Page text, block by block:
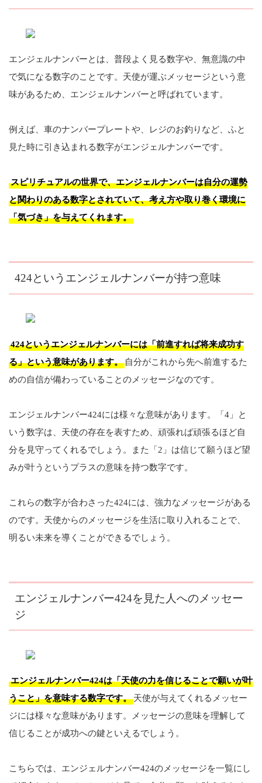
エンジェルナンバーとは、普段よく見る数字や、無意識の中
で気になる数字のことです。天使が運ぶメッセージという意
味があるため、エンジェルナンバーと呼ばれています。
例えば、車のナンバープレートや、レジのお釣りなど、ふと
見た時に引き込まれる数字がエンジェルナンバーです。
スピリチュアルの世界で、エンジェルナンバーは自分の運勢
と関わりのある数字とされていて、考え方や取り巻く環境に
「気づき」を与えてくれます。
424というエンジェルナンバーが持つ意味
424というエンジェルナンバーには「前進すれば将来成功す
る」という意味があります。 自分がこれから先へ前進するた
めの自信が備わっていることのメッセージなのです。
エンジェルナンバー424には様々な意味があります。「4」と
いう数字は、天使の存在を表すため、頑張れば頑張るほど自
分を見守ってくれるでしょう。また「2」は信じて願うほど望
みが叶うというプラスの意味を持つ数字です。
これらの数字が合わさった424には、強力なメッセージがある
のです。天使からのメッセージを生活に取り入れることで、
明るい未来を導くことができるでしょう。
エンジェルナンバー424を見た人へのメッセー
ジ
エンジェルナンバー424は「天使の力を信じることで願いが叶
うこと」を意味する数字です。 天使が与えてくれるメッセー
ジには様々な意味があります。メッセージの意味を理解して
信じることが成功への鍵といえるでしょう。
こちらでは、エンジェルナンバー424のメッセージを一覧にし